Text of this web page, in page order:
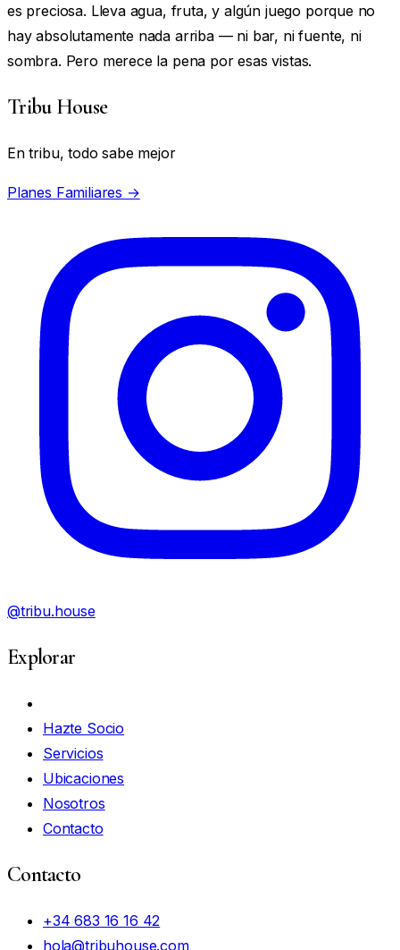
es preciosa. Lleva agua, fruta, y algún juego porque no
hay absolutamente nada arriba — ni bar, ni fuente, ni
sombra. Pero merece la pena por esas vistas.
Tribu House
En tribu, todo sabe mejor
Planes Familiares →
@tribu.house
Explorar
Hazte Socio
Servicios
Ubicaciones
Nosotros
Contacto
Contacto
+34 683 16 16 42
hola@tribuhouse.com